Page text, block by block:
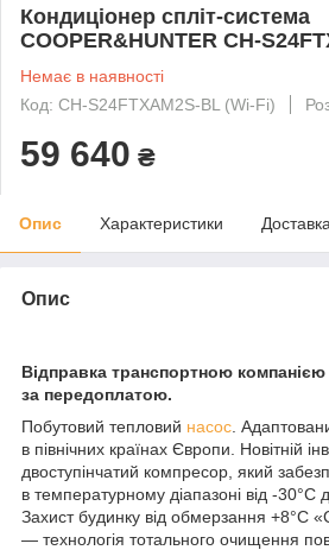
Кондиціонер спліт-система
COOPER&HUNTER CH-
Немає в наявності
Код: CH-S24FTXAM2S-BL (Wi-Fi)
59 640 ₴
Опис Характеристики Доставка
Опис
Відправка транспортною
за передоплатою.
Побутовий тепловий насос .
в північних країнах Європи. Новітній
двоступінчатий компресор, який
в температурному діапазоні від -30°С
Захист будинку від обмерзання +8°C
— технологія тотального очищення